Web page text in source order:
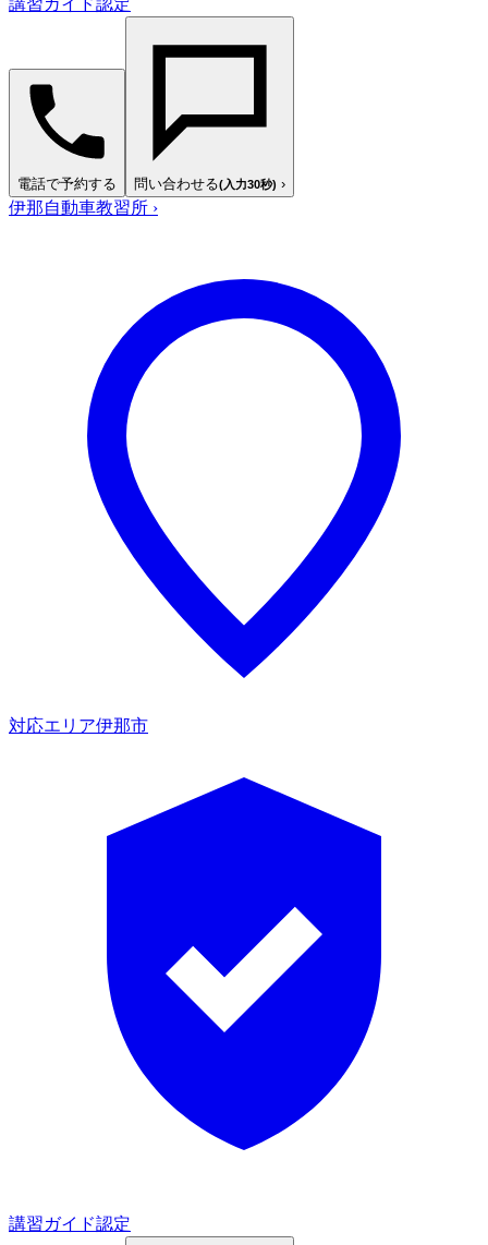
電話で予約する 問い合わせる(入力30秒) ›
伊那自動車教習所 ›
対応エリア伊那市
講習ガイド認定